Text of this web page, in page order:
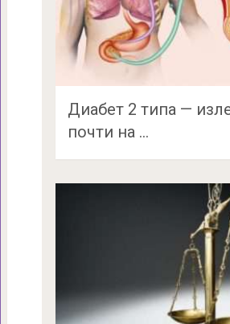
Диабет 2 типа —
почти на …